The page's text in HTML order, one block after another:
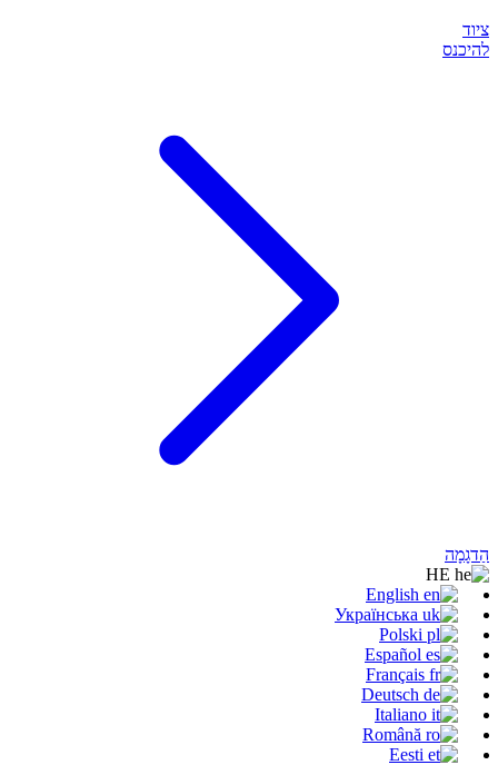
ציוד
להיכנס
הַדגָמָה
English
Українська
Polski
Español
Français
Deutsch
Italiano
Română
Eesti